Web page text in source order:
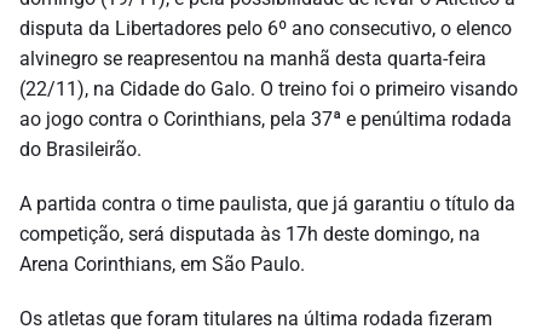
disputa da Libertadores pelo 6º ano consecutivo, o elenco
alvinegro se reapresentou na manhã desta quarta-feira
(22/11), na Cidade do Galo. O treino foi o primeiro visando
ao jogo contra o Corinthians, pela 37ª e penúltima rodada
do Brasileirão.
A partida contra o time paulista, que já garantiu o título da
competição, será disputada às 17h deste domingo, na
Arena Corinthians, em São Paulo.
Os atletas que foram titulares na última rodada fizeram